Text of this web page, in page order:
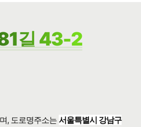
길 43-2
, 도로명주소는서울특별시 강남구